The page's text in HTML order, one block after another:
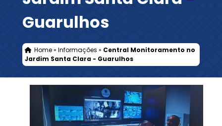
Guarulhos
Home» Informações » Central Monitoramento no
Jardim Santa Clara - Guarulhos